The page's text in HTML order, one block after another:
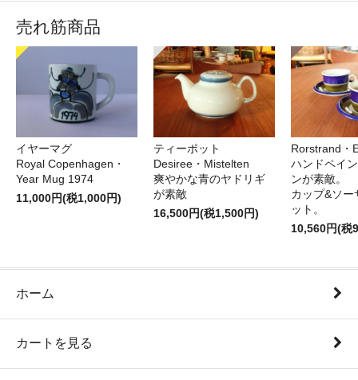
売れ筋商品
イヤーマグ
Royal Copenhagen・
Year Mug 1974
11,000円(税1,000円)
ティーポット
Desiree・Mistelten
爽やかな青のヤドリギ
が素敵
16,500円(税1,500円)
Rorstrand・
ハンドペイ
ンが素敵。
カップ&ソー
ット。
10,560円(税
ホーム
カートを見る